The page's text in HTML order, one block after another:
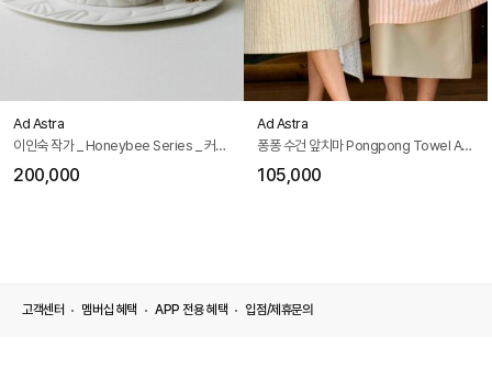
Ad Astra
이인숙 작가 _ Honeybee Series _ 커피잔 세트
200,000
Ad Astra
퐁퐁 수건 앞치마 Pongpong Towel Apron
105,000
고객센터 멤버십 혜택 APP 전용 혜택 입점/제휴문의